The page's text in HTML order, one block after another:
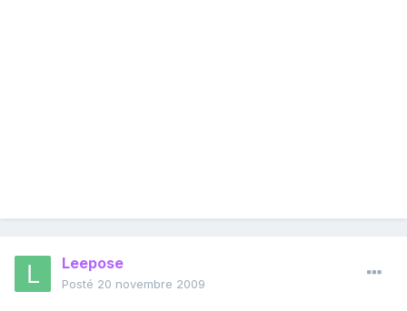
Leepose
Posté 20 novembre 2009